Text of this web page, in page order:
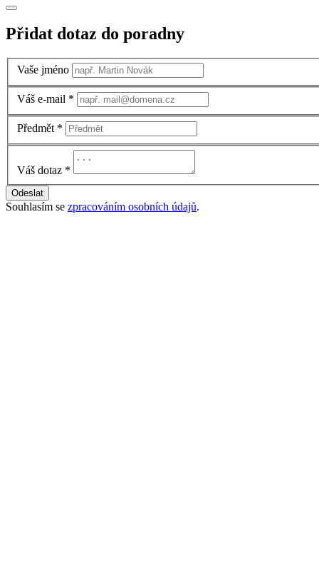
Přidat dotaz do poradny
Vaše jméno
Váš e-mail *
Předmět *
Váš dotaz *
Odeslat
Souhlasím se zpracováním osobních údajů.